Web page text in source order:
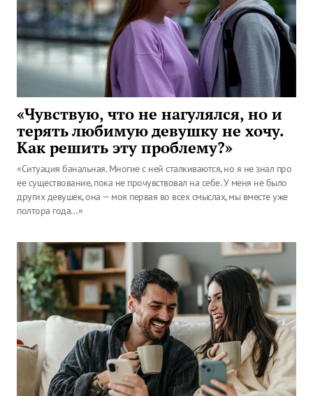
«Чувствую, что не нагулялся, но и
терять любимую девушку не хочу.
Как решить эту проблему?»
«Ситуация банальная. Многие с ней сталкиваются, но я не знал про
ее существование, пока не прочувствовал на себе. У меня не было
других девушек, она — моя первая во всех смыслах, мы вместе уже
полтора года…»